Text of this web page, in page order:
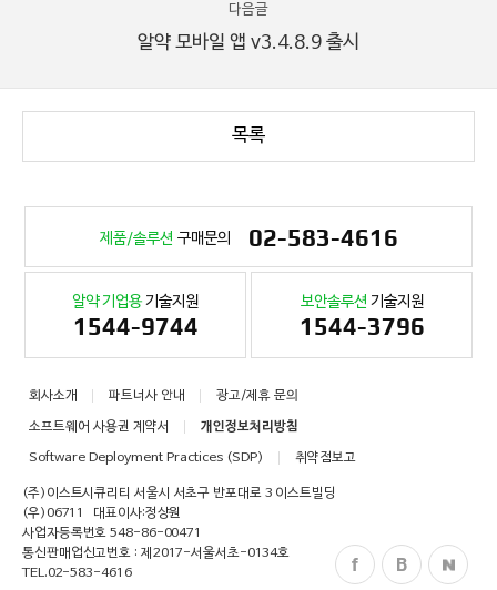
다음글
알약 모바일 앱 v3.4.8.9 출시
목록
제품/솔루션 구매문의 02-583-4616
알약 기업용기술지원
1544-9744
보안솔루션 기술지원
1544-3796
회사소개 파트너사 안내
광고/제휴 문의
소프트웨어 사용권 계약서
개인정보처리방침
Software Deployment Practices (SDP)
취약점보고
(주)이스트시큐리티 서울시 서초구 반포대로 3 이스트빌딩
(우)06711
대표이사:정상원
사업자등록번호 548-86-00471
통신판매업신고번호 : 제2017-서울서초-0134호
TEL.02-583-4616